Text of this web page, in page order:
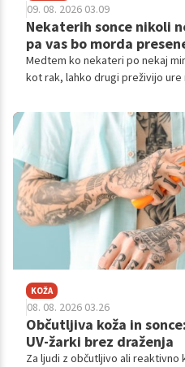
09. 08. 2026 03.09
Nekaterih sonce nikoli
pa vas bo morda
Medtem ko nekateri po nekaj
kot rak, lahko drugi preživijo
pomembno vlogo igra nekaj,
KOŽA
08. 08. 2026 03.26
Občutljiva koža in
UV-žarki brez draženja
Za ljudi z občutljivo ali reaktivno